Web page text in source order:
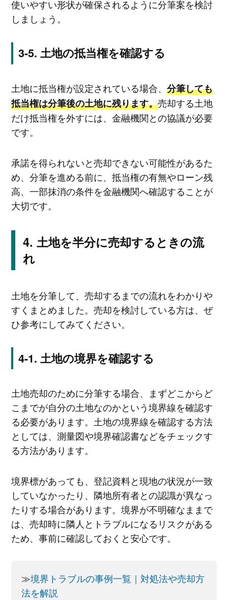
使いやすい形状が確保されるように分筆案を検討
しましょう。
土地の抵当権を確認する
土地に抵当権が設定されている場合、 分筆しても
抵当権は分筆後の土地に残ります。売却する土地
だけ抵当権を外すには、金融機関との協議が必要
です。
承諾を得られないと売却できない可能性があるた
め、分筆を進める前に、抵当権の有無やローン残
高、一部抹消の条件を金融機関へ確認することが
大切です。
土地を半分に売却するときの流
れ
土地を分筆して、売却するまでの流れをわかりや
すくまとめました。売却を検討している方は、ぜ
ひ参考にしてみてください。
土地の境界を確認する
土地売却のために分筆する場合、まずどこからど
こまでが自分の土地なのかという境界線を確認す
る必要があります。土地の境界線を確認する方法
としては、測量図や境界確認書などをチェックす
る方法があります。
境界標があっても、登記資料と現地の状況が一致
していなかったり、隣地所有者との認識が異なっ
たりする場合があります。境界が不明確なままで
は、売却時に隣人とトラブルになるリスクがある
ため、事前に確認しておくと安心です。
≫境界トラブルの事例一覧｜対処法や売却方
法を解説